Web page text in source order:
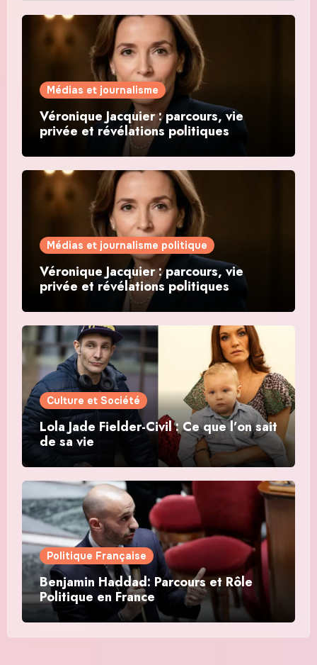
Médias et journalisme
Véronique Jacquier : parcours, vie
privée et révélations politiques
Médias et journalisme politique
Véronique Jacquier : parcours, vie
privée et révélations politiques
Culture et Société
Lola Jade Fielder-Civil : Ce que l’on sait
de sa vie
Politique Française
Benjamin Haddad: Parcours et Rôle
Politique en France